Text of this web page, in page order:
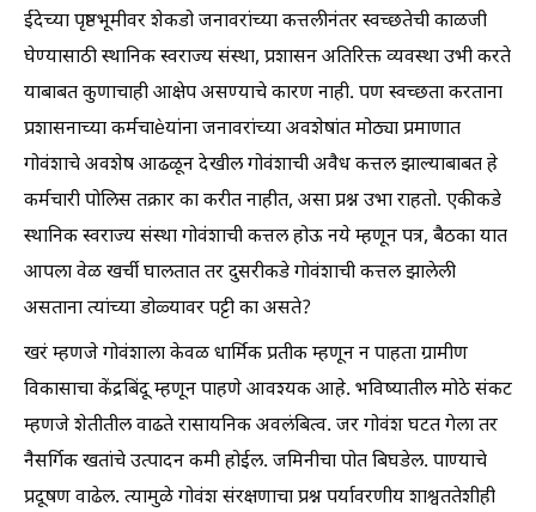
ईदेच्या पृष्ठभूमीवर शेकडो जनावरांच्या कत्तलीनंतर स्वच्छतेची काळजी
घेण्यासाठी स्थानिक स्वराज्य संस्था, प्रशासन अतिरिक्त व्यवस्था उभी करते
याबाबत कुणाचाही आक्षेप असण्याचे कारण नाही. पण स्वच्छता करताना
प्रशासनाच्या कर्मचाèयांना जनावरांच्या अवशेषांत मोठ्या प्रमाणात
गोवंशाचे अवशेष आढळून देखील गोवंशाची अवैध कत्तल झाल्याबाबत हे
कर्मचारी पोलिस तक्रार का करीत नाहीत, असा प्रश्न उभा राहतो. एकीकडे
स्थानिक स्वराज्य संस्था गोवंशाची कत्तल होऊ नये म्हणून पत्र, बैठका यात
आपला वेळ खर्ची घालतात तर दुसरीकडे गोवंशाची कत्तल झालेली
असताना त्यांच्या डोळ्यावर पट्टी का असते?
खरं म्हणजे गोवंशाला केवळ धार्मिक प्रतीक म्हणून न पाहता ग्रामीण
विकासाचा केंद्रबिंदू म्हणून पाहणे आवश्यक आहे. भविष्यातील मोठे संकट
म्हणजे शेतीतील वाढते रासायनिक अवलंबित्व. जर गोवंश घटत गेला तर
नैसर्गिक खतांचे उत्पादन कमी होईल. जमिनीचा पोत बिघडेल. पाण्याचे
प्रदूषण वाढेल. त्यामुळे गोवंश संरक्षणाचा प्रश्न पर्यावरणीय शाश्वततेशीही